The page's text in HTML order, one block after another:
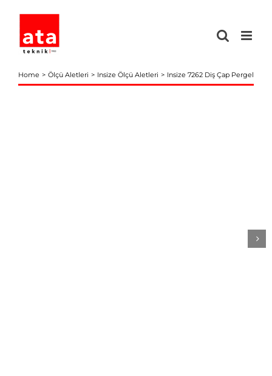
content
Home Ölçü Aletleri Insize Ölçü Aletleri Insize 7262 Diş Çap Pergel